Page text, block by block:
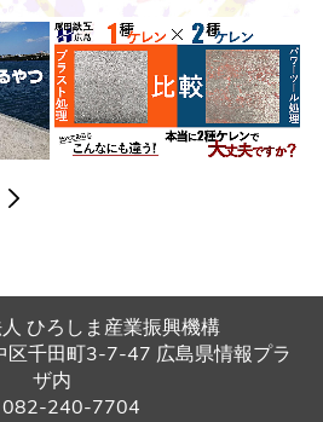
ひろしま産業振興機構
千田町3-7-47 広島県情報プラ
ザ内
082-240-7704